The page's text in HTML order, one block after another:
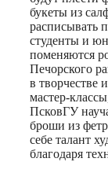
букеты из
расписывать
студенты и
поменяются
Печорского
в творчестве
мастер-
ПсковГУ
броши из
себе талант
благодаря